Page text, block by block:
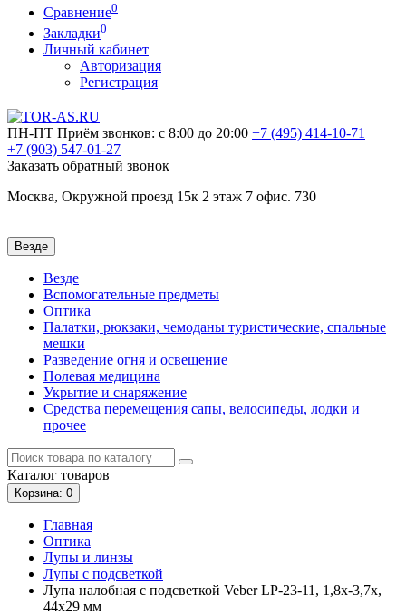
Сравнение0
Закладки0
Личный кабинет
Авторизация
Регистрация
ПН-ПТ Приём звонков: с 8:00 до 20:00 +7 (495) 414-10-71
+7 (903) 547-01-27
Заказать обратный звонок
Москва, Окружной проезд 15к 2 этаж 7 офис. 730
Везде
Везде
Вспомогательные предметы
Оптика
Палатки, рюкзаки, чемоданы туристические, спальные
мешки
Разведение огня и освещение
Полевая медицина
Укрытие и снаряжение
Средства перемещения сапы, велосипеды, лодки и
прочее
Каталог товаров
Корзина: 0
Главная
Оптика
Лупы и линзы
Лупы с подсветкой
Лупа налобная с подсветкой Veber LP-23-11, 1,8x-3,7x,
44x29 мм